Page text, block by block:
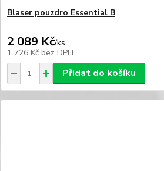
Blaser pouzdro Essential B
2 089 Kč/ks
1 726 Kč bez DPH
Přidat do košíku